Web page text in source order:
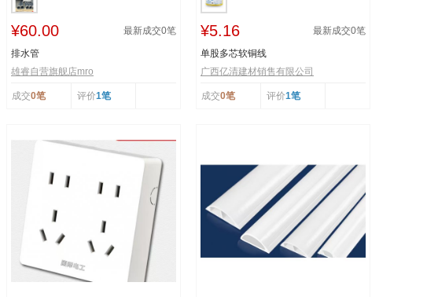
¥60.00 最新成交0笔
排水管
雄睿自营旗舰店mro
成交0笔 评价1笔
¥5.16 最新成交0笔
单股多芯软铜线
广西亿清建材销售有限公司
成交0笔 评价1笔